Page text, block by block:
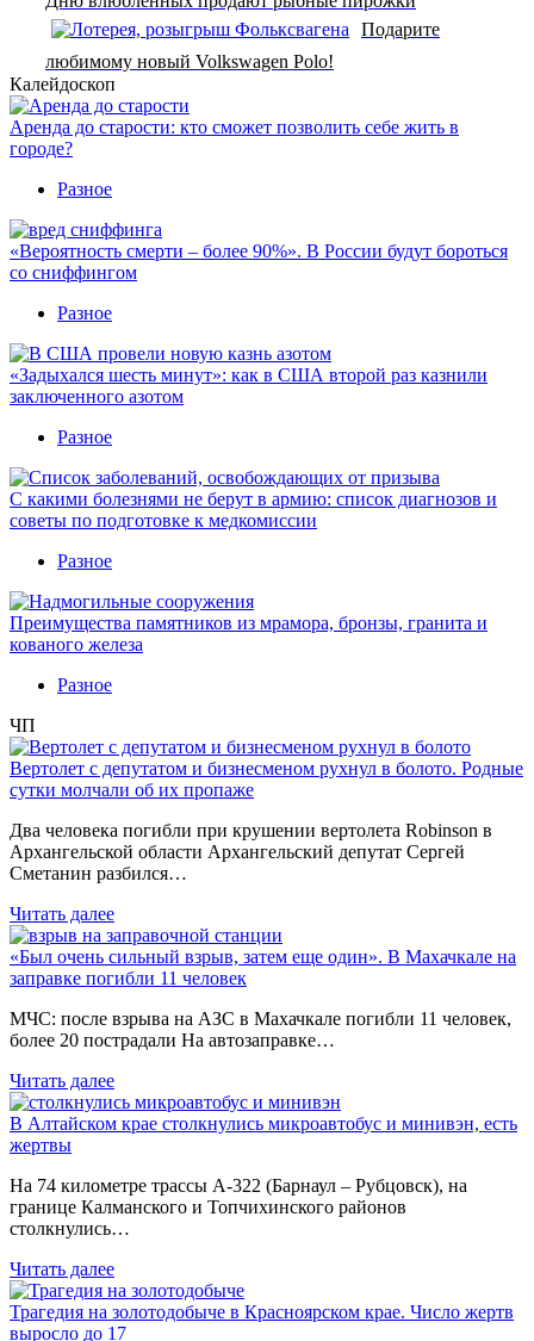
Подарите
любимому новый Volkswagen Polo!
Калейдоскоп
Аренда до старости: кто сможет позволить себе жить в
городе?
Разное
«Вероятность смерти – более 90%». В России будут бороться
со сниффингом
Разное
«Задыхался шесть минут»: как в США второй раз казнили
заключенного азотом
Разное
С какими болезнями не берут в армию: список диагнозов и
советы по подготовке к медкомиссии
Разное
Преимущества памятников из мрамора, бронзы, гранита и
кованого железа
Разное
ЧП
Вертолет с депутатом и бизнесменом рухнул в болото. Родные
сутки молчали об их пропаже
Два человека погибли при крушении вертолета Robinson в
Архангельской области Архангельский депутат Сергей
Сметанин разбился…
Читать далее
«Был очень сильный взрыв, затем еще один». В Махачкале на
заправке погибли 11 человек
МЧС: после взрыва на АЗС в Махачкале погибли 11 человек,
более 20 пострадали На автозаправке…
Читать далее
В Алтайском крае столкнулись микроавтобус и минивэн, есть
жертвы
На 74 километре трассы А-322 (Барнаул – Рубцовск), на
границе Калманского и Топчихинского районов
столкнулись…
Читать далее
Трагедия на золотодобыче в Красноярском крае. Число жертв
выросло до 17